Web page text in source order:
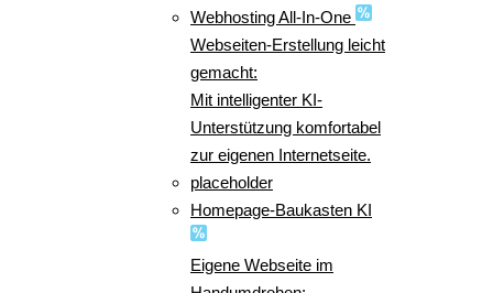
Webhosting All-In-One
Webseiten-Erstellung leicht
gemacht:
Mit intelligenter KI-
Unterstützung komfortabel
zur eigenen Internetseite.
placeholder
Homepage-Baukasten KI
Eigene Webseite im